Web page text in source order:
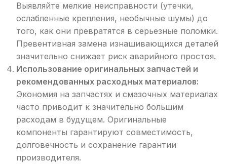
Выявляйте мелкие неисправности (утечки,
ослабленные крепления, необычные шумы) до
того, как они превратятся в серьезные поломки.
Превентивная замена изнашивающихся деталей
значительно снижает риск аварийного простоя.
Использование оригинальных запчастей и
рекомендованных расходных материалов:
Экономия на запчастях и смазочных материалах
часто приводит к значительно большим
расходам в будущем. Оригинальные
компоненты гарантируют совместимость,
долговечность и сохранение гарантии
производителя.